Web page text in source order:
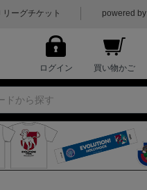
リーグチケット powered by
ログイン 買い物かご